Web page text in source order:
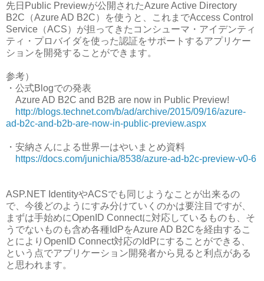
先日Public Previewが公開されたAzure Active Directory
B2C（Azure AD B2C）を使うと、これまでAccess Control
Service（ACS）が担ってきたコンシューマ・アイデンティ
ティ・プロバイダを使った認証をサポートするアプリケー
ションを開発することができます。
参考）
・公式Blogでの発表
Azure AD B2C and B2B are now in Public Preview!
http://blogs.technet.com/b/ad/archive/2015/09/16/azure-
ad-b2c-and-b2b-are-now-in-public-preview.aspx
・安納さんによる世界一はやいまとめ資料
https://docs.com/junichia/8538/azure-ad-b2c-preview-v0-6
ASP.NET IdentityやACSでも同じようなことが出来るの
で、今後どのようにすみ分けていくのかは要注目ですが、
まずは手始めにOpenID Connectに対応しているものも、そ
うでないものも含め各種IdPをAzure AD B2Cを経由するこ
とによりOpenID Connect対応のIdPにすることができる、
という点でアプリケーション開発者から見ると利点がある
と思われます。